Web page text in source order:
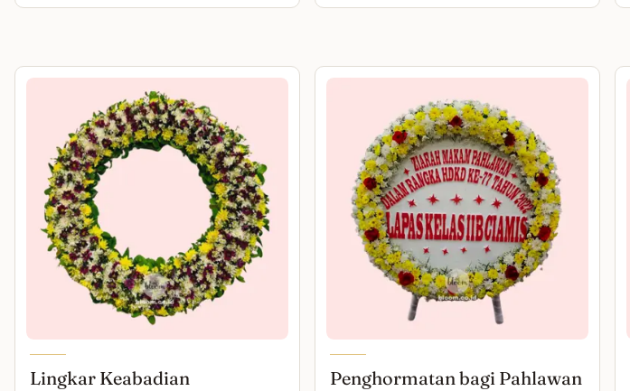
Lingkar Keabadian
Penghormatan bagi Pahlawan